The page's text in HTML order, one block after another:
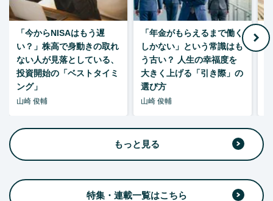
「今からNISAはもう遅
い？」株高で身動きの取れ
ない人が見落としている、
投資開始の「ベストタイミ
ング」
山崎 俊輔
「年金がもらえるまで働く
しかない」という常識はも
う古い？ 人生の幸福度を
大きく上げる「引き際」の
選び方
山崎 俊輔
もっと見る
特集・連載一覧はこちら